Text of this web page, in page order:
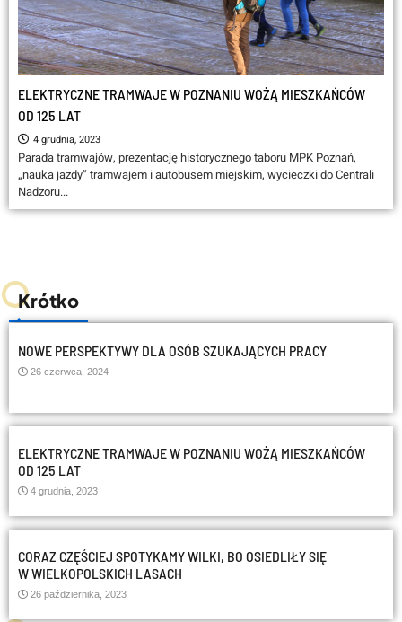
ELEKTRYCZNE TRAMWAJE W POZNANIU WOŻĄ MIESZKAŃCÓW
OD 125 LAT
4 grudnia, 2023
Parada tramwajów, prezentację historycznego taboru MPK Poznań,
„nauka jazdy” tramwajem i autobusem miejskim, wycieczki do Centrali
Nadzoru...
Krótko
NOWE PERSPEKTYWY DLA OSÓB SZUKAJĄCYCH PRACY
26 czerwca, 2024
ELEKTRYCZNE TRAMWAJE W POZNANIU WOŻĄ MIESZKAŃCÓW
OD 125 LAT
4 grudnia, 2023
CORAZ CZĘŚCIEJ SPOTYKAMY WILKI, BO OSIEDLIŁY SIĘ
W WIELKOPOLSKICH LASACH
26 października, 2023